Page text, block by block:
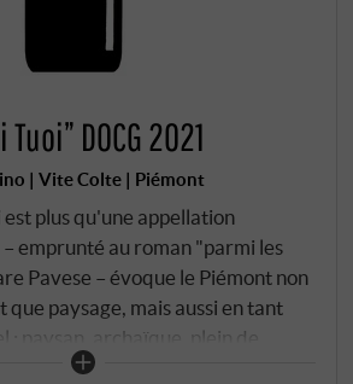
DOCG 2021
| Vite Colte | Piémont
est plus qu'une appellation
emprunté au roman "parmi les
Pavese – évoque le Piémont non
que paysage, mais aussi en tant
: paysan, archaïque, plein de
Ainsi, ce Barolo n'est pas